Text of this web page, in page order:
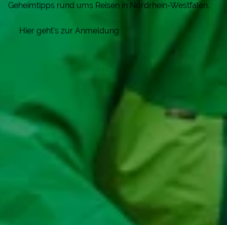
Geheimtipps rund ums Reisen in Nordrhein-Westfalen.
Hier geht's zur Anmeldung